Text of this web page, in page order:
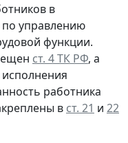
в
по управлению
функции.
ст. 4 ТК РФ, а
работника
в ст. 21 и 22